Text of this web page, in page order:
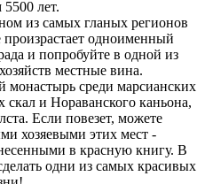
5500 лет.
из самых гланых регионов
одноименный
и попробуйте в одной из
местные вина.
монастырь среди марсианских
скал и Нораванского каньона,
Если повезет, можете
хозяевыми этих мест -
в красную книгу. В
одни из самых красивых